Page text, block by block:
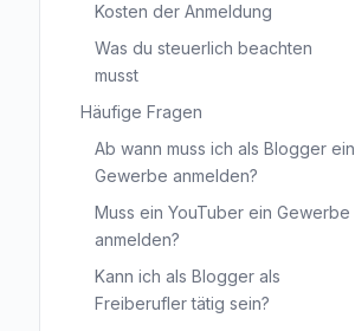
Kosten der Anmeldung
Was du steuerlich beachten
musst
Häufige Fragen
Ab wann muss ich als Blogger ein
Gewerbe anmelden?
Muss ein YouTuber ein Gewerbe
anmelden?
Kann ich als Blogger als
Freiberufler tätig sein?